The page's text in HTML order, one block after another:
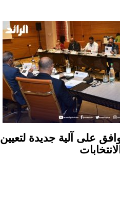
على آلية جديدة لتعيين